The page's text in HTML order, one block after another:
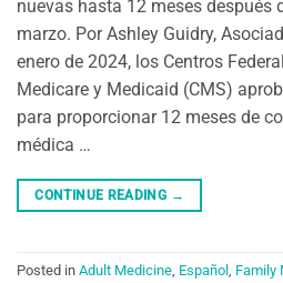
nuevas hasta 12 meses después
marzo. Por Ashley Guidry,
enero de 2024, los Centros
Medicare y Medicaid (CMS)
para proporcionar 12 meses de
médica …
CONTINUE READING →
Posted in Adult Medicine, Español , Family